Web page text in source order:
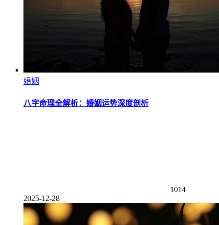
婚姻
八字命理全解析：婚姻运势深度剖析
1014
2025-12-28